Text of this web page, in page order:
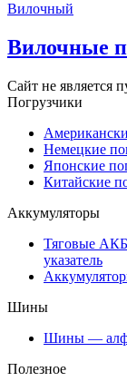
Вилочный
Вилочные
Сайт не является
Погрузчики
Немецкие
Японские
Китайские
Аккумуляторы
Тяговые
указатель
Шины
Шины —
Полезное